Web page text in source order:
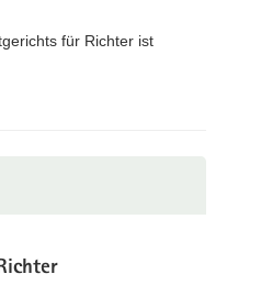
für Richter ist